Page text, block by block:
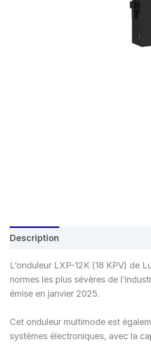
Description
L’onduleur LXP-12K (18 KPV) de
normes les plus sévères de
émise en janvier 2025.
Cet onduleur multimode est
systèmes électroniques, avec la